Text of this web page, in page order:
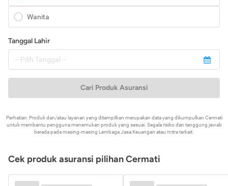
Wanita
Tanggal Lahir
Cari Produk Asuransi
Perhatian: Produk dan/atau layanan yang ditampilkan merupakan data yang dikumpulkan Cermati
untuk membantu pengguna menemukan produk yang sesuai. Segala risiko dan tanggung jawab
berada pada masing-masing Lembaga Jasa Keuangan atau mitra terkait.
Cek produk asuransi pilihan Cermati